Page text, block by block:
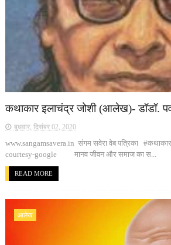
कथाकार इलाचंद्र जोशी (आलेख)- डॉडॉ.
बुधवार, दिसंबर 02, 2020
www.sangamsavera.in संगम सवेरा वेब पत्रिका
courtesy-google मानव जीवन और समाज का स...
READ MORE
आलेख